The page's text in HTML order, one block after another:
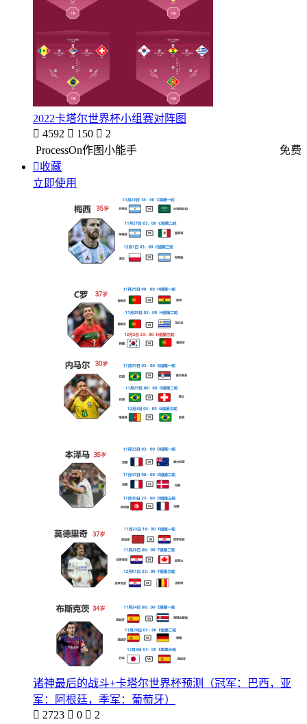
2022卡塔尔世界杯小组赛对阵图
 4592  150  2
ProcessOn作图小能手
免费
收藏
立即使用
诸神最后的战斗+卡塔尔世界杯预测（冠军：巴西，亚
军：阿根廷，季军：葡萄牙）
 2723  0  2